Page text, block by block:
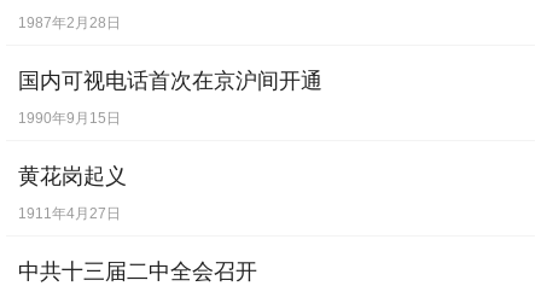
1987年2月28日
国内可视电话首次在京沪间开通
1990年9月15日
黄花岗起义
1911年4月27日
中共十三届二中全会召开